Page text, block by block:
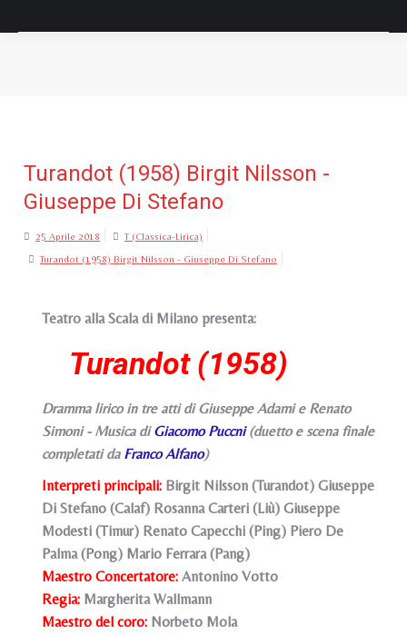
Turandot (1958) Birgit Nilsson -
Giuseppe Di Stefano
25 Aprile 2018 T (Classica-Lirica)
Turandot (1958) Birgit Nilsson - Giuseppe Di Stefano
Teatro alla Scala di Milano presenta:
Turandot (1958)
Dramma lirico in tre atti di Giuseppe Adami e Renato
Simoni - Musica diGiacomo Puccni(duetto e scena finale
completati da Franco Alfano)
Interpreti principali: Birgit Nilsson (Turandot) Giuseppe
Di Stefano (Calaf) Rosanna Carteri (Liù) Giuseppe
Modesti (Timur) Renato Capecchi (Ping) Piero De
Palma (Pong) Mario Ferrara (Pang)
Maestro Concertatore: Antonino Votto
Regia: Margherita Wallmann
Maestro del coro: Norbeto Mola